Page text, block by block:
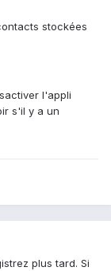
stockées
l'appli
s'il y a un
plus tard. Si